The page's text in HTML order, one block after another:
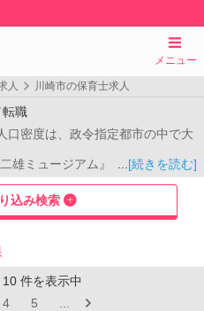
メニュー
人 川崎市の保育士求人
転職
口密度は、政令指定都市の中で大
雄ミュージアム』があり、老若
ポットです。
いて、工場夜景が新たなレジャ
川崎市は産業都市として発展し
光ツアーも注目されています。
情報を探すことが可能です。
[続きを読む]
込み検索
10件を表示中
4 5